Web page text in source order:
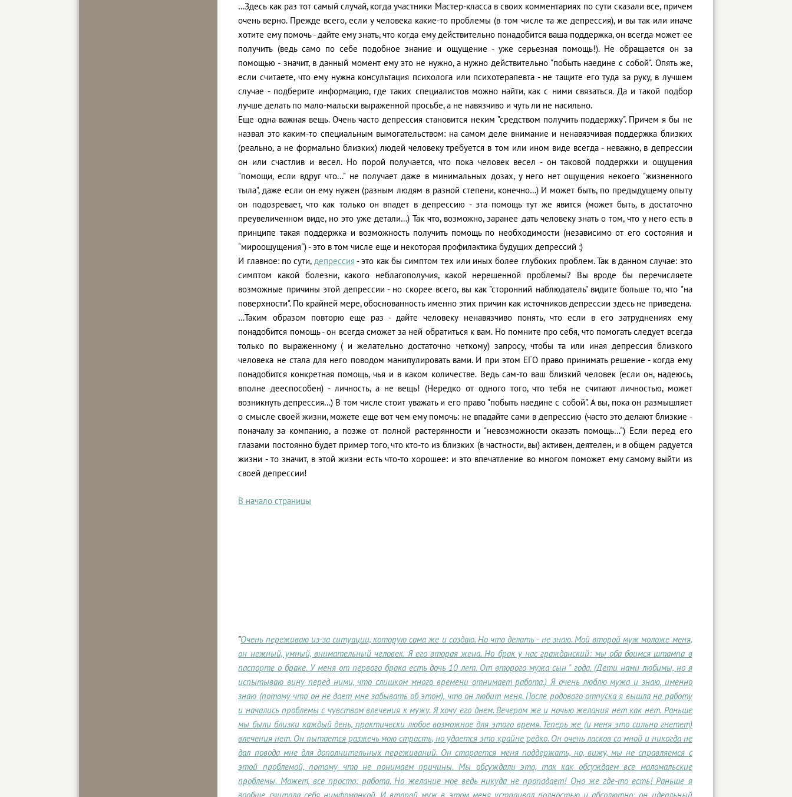
…Здесь как раз тот самый случай, когда участники Мастер-класса в своих комментариях по сути сказали все, причем
очень верно. Прежде всего, если у человека какие-то проблемы (в том числе та же депрессия), и вы так или иначе
хотите ему помочь - дайте ему знать, что когда ему действительно понадобится ваша поддержка, он всегда может ее
получить (ведь само по себе подобное знание и ощущение - уже серьезная помощь!). Не обращается он за
помощью - значит, в данный момент ему это не нужно, а нужно действительно "побыть наедине с собой". Опять же,
если считаете, что ему нужна консультация психолога или психотерапевта - не тащите его туда за руку, в лучшем
случае - подберите информацию, где таких специалистов можно найти, как с ними связаться. Да и такой подбор
лучше делать по мало-мальски выраженной просьбе, а не навязчиво и чуть ли не насильно.
Еще одна важная вещь. Очень часто депрессия становится неким "средством получить поддержку". Причем я бы не
назвал это каким-то специальным вымогательством: на самом деле внимание и ненавязчивая поддержка близких
(реально, а не формально близких) людей человеку требуется в том или ином виде всегда - неважно, в депрессии
он или счастлив и весел. Но порой получается, что пока человек весел - он таковой поддержки и ощущения
"помощи, если вдруг что..." не получает даже в минимальных дозах, у него нет ощущения некоего "жизненного
тыла", даже если он ему нужен (разным людям в разной степени, конечно…) И может быть, по предыдущему опыту
он подозревает, что как только он впадет в депрессию - эта помощь тут же явится (может быть, в достаточно
преувеличенном виде, но это уже детали…) Так что, возможно, заранее дать человеку знать о том, что у него есть в
принципе такая поддержка и возможность получить помощь по необходимости (независимо от его состояния и
"мироощущения") - это в том числе еще и некоторая профилактика будущих депрессий :)
И главное: по сути, депрессия - это как бы симптом тех или иных более глубоких проблем. Так в данном случае: это
симптом какой болезни, какого неблагополучия, какой нерешенной проблемы? Вы вроде бы перечисляете
возможные причины этой депрессии - но скорее всего, вы как "сторонний наблюдатель" видите больше то, что "на
поверхности". По крайней мере, обоснованность именно этих причин как источников депрессии здесь не приведена.
…Таким образом повторю еще раз - дайте человеку ненавязчиво понять, что если в его затруднениях ему
понадобится помощь - он всегда сможет за ней обратиться к вам. Но помните про себя, что помогать следует всегда
только по выраженному ( и желательно достаточно четкому) запросу, чтобы та или иная депрессия близкого
человека не стала для него поводом манипулировать вами. И при этом ЕГО право принимать решение - когда ему
понадобится конкретная помощь, чья и в каком количестве. Ведь сам-то ваш близкий человек (если он, надеюсь,
вполне дееспособен) - личность, а не вещь! (Нередко от одного того, что тебя не считают личностью, может
возникнуть депрессия…) В том числе стоит уважать и его право "побыть наедине с собой". А вы, пока он размышляет
о смысле своей жизни, можете еще вот чем ему помочь: не впадайте сами в депрессию (часто это делают близкие -
поначалу за компанию, а позже от полной растерянности и "невозможности оказать помощь…") Если перед его
глазами постоянно будет пример того, что кто-то из близких (в частности, вы) активен, деятелен, и в общем радуется
жизни - то значит, в этой жизни есть что-то хорошее: и это впечатление во многом поможет ему самому выйти из
своей депрессии!
В начало страницы
"Очень переживаю из-за ситуации, которую сама же и создаю. Но что делать - не знаю. Мой второй муж моложе меня,
он нежный, умный, внимательный человек. Я его вторая жена. Но брак у нас гражданский: мы оба боимся штампа в
паспорте о браке. У меня от первого брака есть дочь 10 лет. От второго мужа сын " года. (Дети нами любимы, но я
испытываю вину перед ними, что слишком много времени отнимает работа.) Я очень люблю мужа и знаю, именно
знаю (потому что он не дает мне забывать об этом), что он любит меня. После родового отпуска я вышла на работу
и начались проблемы с чувством влечения к мужу. Я хочу его днем. Вечером же и ночью желания нет как нет. Раньше
мы были близки каждый день, практически любое возможное для этого время. Теперь же (и меня это сильно гнетет)
влечения нет. Он пытается разжечь мою страсть, но удается это крайне редко. Он очень ласков со мной и никогда не
дал повода мне для дополнительных переживаний. Он старается меня поддержать, но, вижу, мы не справляемся с
этой проблемой, потому что не понимаем причины. Мы обсуждали это, так как обсуждаем все маломальские
проблемы. Может, все просто: работа. Но желание мое ведь никуда не пропадает! Оно же где-то есть! Раньше я